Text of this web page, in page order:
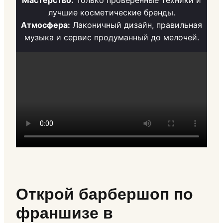
лучшие косметические бренды.
Атмосфера: Лаконичный дизайн, правильная
музыка и сервис продуманный до мелочей.
Открой барбершоп по
франшизе в